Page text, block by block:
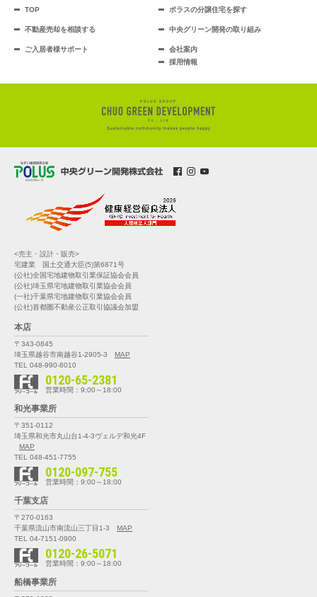
TOP ポラスの分譲住宅を探す
不動産売却を相談する 中央グリーン開発の取り組み
ご入居者様サポート
会社案内
採用情報
<売主・設計・販売>
宅建業 国土交通大臣(5)第6871号
(公社)全国宅地建物取引業保証協会会員
(公社)埼玉県宅地建物取引業協会会員
(一社)千葉県宅地建物取引業協会会員
(公社)首都圏不動産公正取引協議会加盟
本店
〒343-0845
埼玉県越谷市南越谷1-2905-3
MAP
TEL 048-990-8010
0120-65-2381
営業時間：9:00～18:00
和光事業所
〒351-0112
埼玉県和光市丸山台1-4-3ヴェルデ和光4F
MAP
TEL 048-451-7755
0120-097-755
営業時間：9:00～18:00
千葉支店
〒270-0163
千葉県流山市南流山三丁目1-3
MAP
TEL 04-7151-0900
0120-26-5071
営業時間：9:00～18:00
船橋事業所